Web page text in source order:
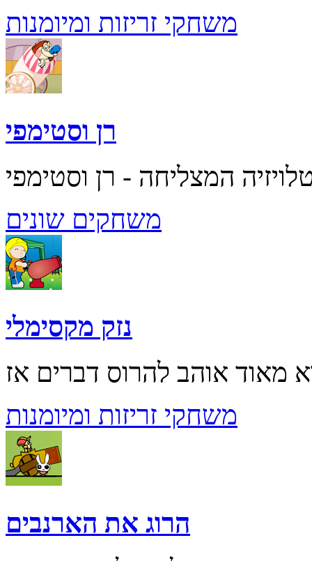
משחקי זריזות ומיומנות
רן וסטימפי
משחקים שונים
נזק מקסימלי
משחקי זריזות ומיומנות
הרוג את הארנבים